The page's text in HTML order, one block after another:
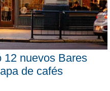
12 nuevos Bares
de cafés